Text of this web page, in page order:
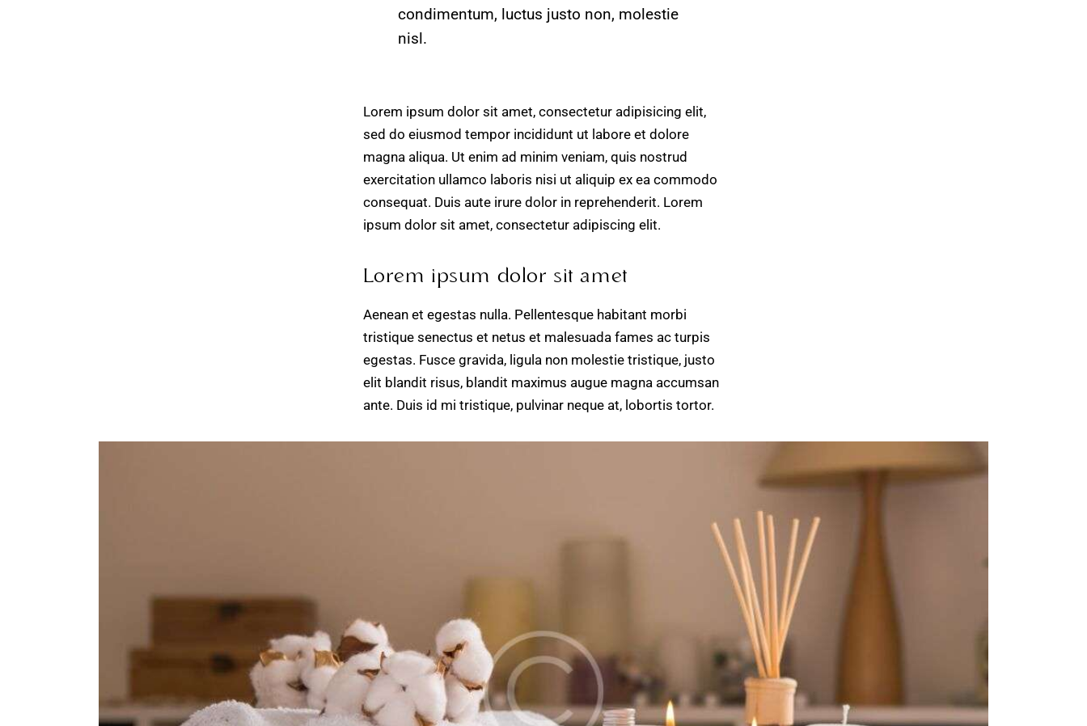
condimentum, luctus justo non, molestie
nisl.
Lorem ipsum dolor sit amet, consectetur adipisicing elit,
sed do eiusmod tempor incididunt ut labore et dolore
magna aliqua. Ut enim ad minim veniam, quis nostrud
exercitation ullamco laboris nisi ut aliquip ex ea commodo
consequat. Duis aute irure dolor in reprehenderit. Lorem
ipsum dolor sit amet, consectetur adipiscing elit.
Lorem ipsum dolor sit amet
Aenean et egestas nulla. Pellentesque habitant morbi
tristique senectus et netus et malesuada fames ac turpis
egestas. Fusce gravida, ligula non molestie tristique, justo
elit blandit risus, blandit maximus augue magna accumsan
ante. Duis id mi tristique, pulvinar neque at, lobortis tortor.